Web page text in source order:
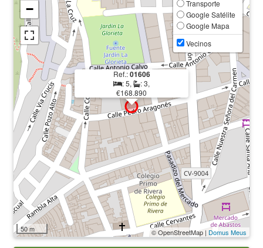
Ref.:01606
: 5,
: 3,
€168.890
−
Transporte
Google Satélite
Google Mapa
Vecinos
50 m © OpenStreetMap | Domus Meus